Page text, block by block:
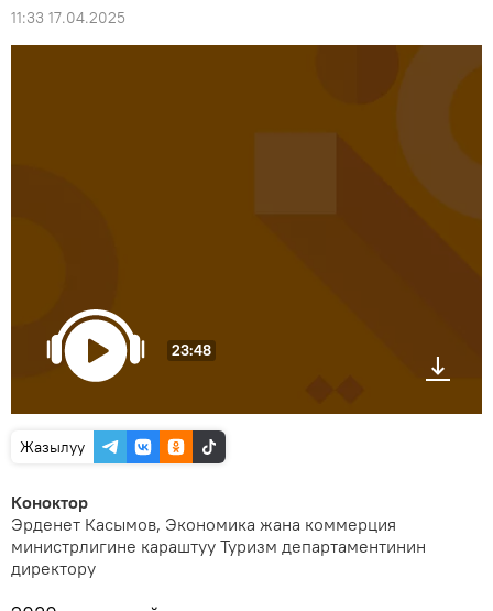
11:33 17.04.2025
23:48
Жазылуу
Коноктор
Эрденет Касымов, Экономика жана коммерция
министрлигине караштуу Туризм департаментинин
директору